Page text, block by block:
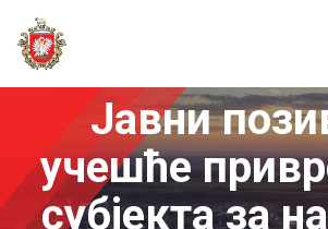
Јавни
учешће
субјекта за